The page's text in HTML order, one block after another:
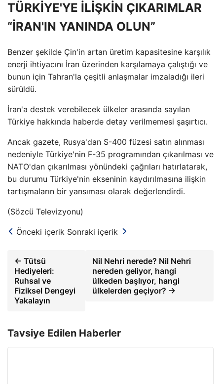
TÜRKİYE'YE İLİŞKİN ÇIKARIMLAR
“İRAN'IN YANINDA OLUN”
Benzer şekilde Çin'in artan üretim kapasitesine karşılık
enerji ihtiyacını İran üzerinden karşılamaya çalıştığı ve
bunun için Tahran'la çeşitli anlaşmalar imzaladığı ileri
sürüldü.
İran'a destek verebilecek ülkeler arasında sayılan
Türkiye hakkında haberde detay verilmemesi şaşırtıcı.
Ancak gazete, Rusya'dan S-400 füzesi satın alınması
nedeniyle Türkiye'nin F-35 programından çıkarılması ve
NATO'dan çıkarılması yönündeki çağrıları hatırlatarak,
bu durumu Türkiye'nin ekseninin kaydırılmasına ilişkin
tartışmaların bir yansıması olarak değerlendirdi.
(Sözcü Televizyonu)
Önceki içerik Sonraki içerik
← Tütsü
Hediyeleri:
Ruhsal ve
Fiziksel Dengeyi
Yakalayın
Nil Nehri nerede? Nil Nehri
nereden geliyor, hangi
ülkeden başlıyor, hangi
ülkelerden geçiyor? →
Tavsiye Edilen Haberler